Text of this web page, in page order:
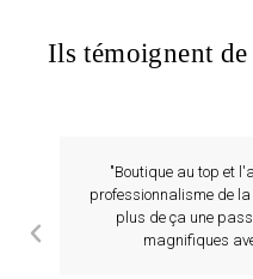
Ils témoignent
"Boutique au top et
professionnalisme de
plus de ça une
magnifiques